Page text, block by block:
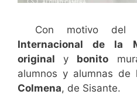
Con motivo del
Internacional de la
original y bonito
alumnos y alumnas de
Colmena, de Sisante.